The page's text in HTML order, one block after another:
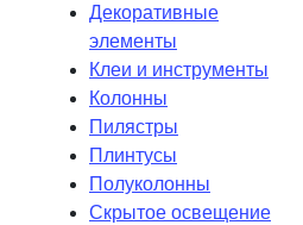
Декоративные
элементы
Клеи и инструменты
Колонны
Пилястры
Плинтусы
Полуколонны
Скрытое освещение